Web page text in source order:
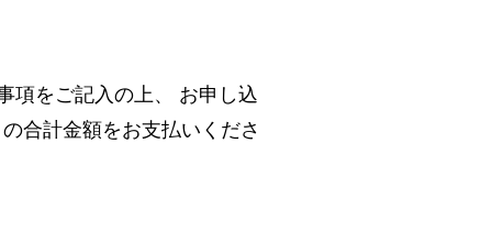
項をご記入の上、 お申し込
合計金額をお支払いくださ